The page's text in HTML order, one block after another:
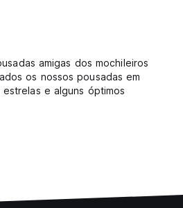
amigas dos mochileiros
os nossos pousadas em
e alguns óptimos